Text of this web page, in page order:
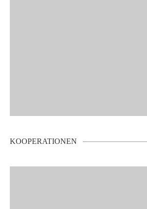
KOOPERATIONEN